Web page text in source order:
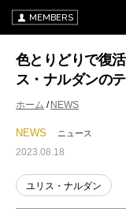
MEMBERS
色とりどりで復
ス・ナルダンの
ホーム NEWS
NEWS ニュース
2023.08.18
ユリス・ナルダン